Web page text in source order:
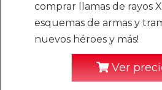
comprar llamas de rayos
esquemas de armas y
nuevos héroes y más!
Ver